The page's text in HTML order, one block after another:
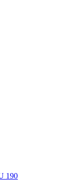
190